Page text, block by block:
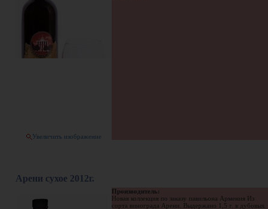
Увеличить изображение
Арени сухое 2012г.
Производитель:
Новая коллекция по заказу павильона Армения Из
сорта винограда Арени. Выдержано 1,5 г. в дубовых